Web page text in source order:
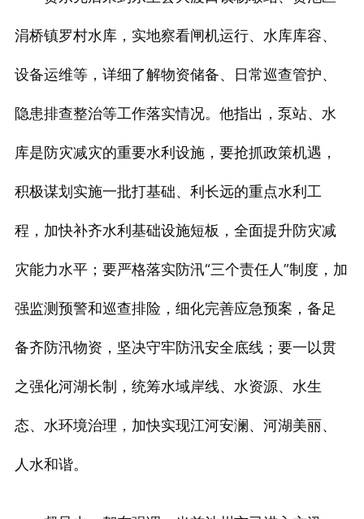
涓桥镇罗村水库，实地察看闸机运行、水库库容、
设备运维等，详细了解物资储备、日常巡查管护、
隐患排查整治等工作落实情况。他指出，泵站、水
库是防灾减灾的重要水利设施，要抢抓政策机遇，
积极谋划实施一批打基础、利长远的重点水利工
程，加快补齐水利基础设施短板，全面提升防灾减
灾能力水平；要严格落实防汛“三个责任人”制度，加
强监测预警和巡查排险，细化完善应急预案，备足
备齐防汛物资，坚决守牢防汛安全底线；要一以贯
之强化河湖长制，统筹水域岸线、水资源、水生
态、水环境治理，加快实现江河安澜、河湖美丽、
人水和谐。